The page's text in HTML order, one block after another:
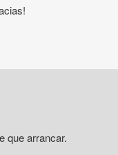
que arrancar.